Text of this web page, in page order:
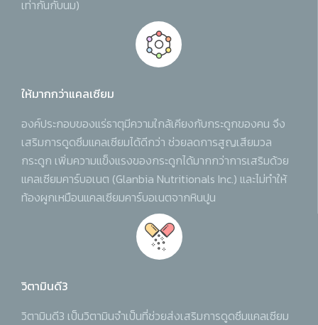
เท่ากันกับนม)
ให้มากกว่าแคลเซียม
องค์ประกอบของแร่ธาตุมีความใกล้เคียงกับกระดูกของคน จึง
เสริมการดูดซึมแคลเซียมได้ดีกว่า ช่วยลดการสูญเสียมวล
กระดูก เพิ่มความแข็งแรงของกระดูกได้มากกว่าการเสริมด้วย
แคลเซียมคาร์บอเนต (Glanbia Nutritionals Inc.) และไม่ทำให้
ท้องผูกเหมือนแคลเซียมคาร์บอเนตจากหินปูน
วิตามินดี3
วิตามินดี3 เป็นวิตามินจำเป็นที่ช่วยส่งเสริมการดูดซึมแคลเซียม